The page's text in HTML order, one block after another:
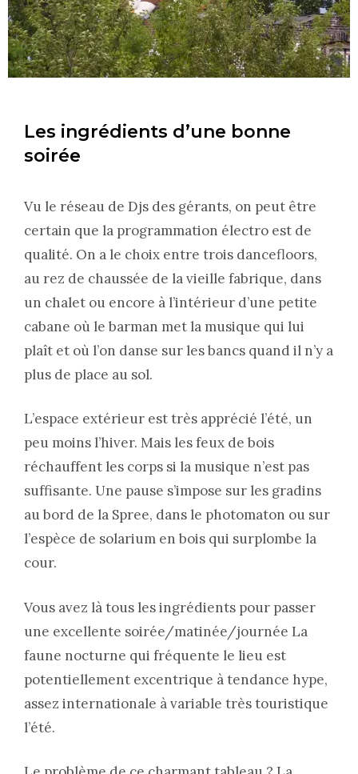
Les ingrédients d’une bonne
soirée
Vu le réseau de Djs des gérants, on peut être
certain que la programmation électro est de
qualité. On a le choix entre trois dancefloors,
au rez de chaussée de la vieille fabrique, dans
un chalet ou encore à l’intérieur d’une petite
cabane où le barman met la musique qui lui
plaît et où l’on danse sur les bancs quand il n’y a
plus de place au sol.
L’espace extérieur est très apprécié l’été, un
peu moins l’hiver. Mais les feux de bois
réchauffent les corps si la musique n’est pas
suffisante. Une pause s’impose sur les gradins
au bord de la Spree, dans le photomaton ou sur
l’espèce de solarium en bois qui surplombe la
cour.
Vous avez là tous les ingrédients pour passer
une excellente soirée/matinée/journée La
faune nocturne qui fréquente le lieu est
potentiellement excentrique à tendance hype,
assez internationale à variable très touristique
l’été.